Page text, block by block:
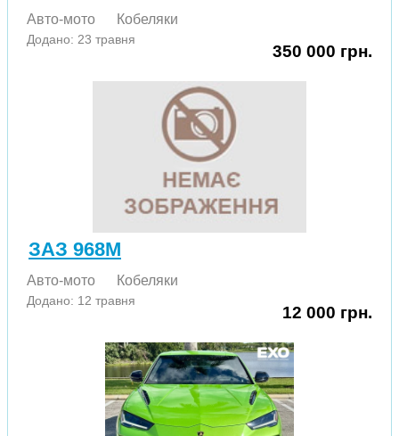
Авто-мото Кобеляки
Додано: 23 травня
350 000 грн.
ЗАЗ 968М
Авто-мото Кобеляки
Додано: 12 травня
12 000 грн.